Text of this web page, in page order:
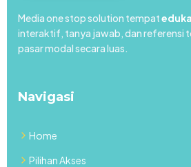
Media one stop solution tempat
interaktif, tanya jawab, dan referensi
pasar modal secara luas.
Navigasi
Home
Pilihan Akses